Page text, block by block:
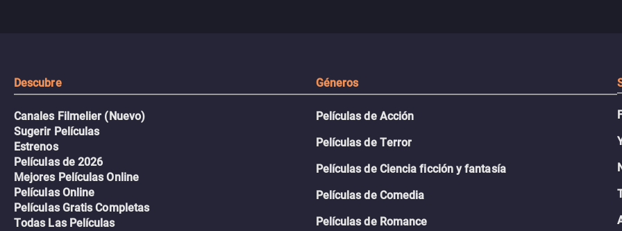
Descubre
Canales Filmelier (Nuevo)
Sugerir Películas
Estrenos
Películas de 2026
Mejores Películas Online
Películas Online
Películas Gratis Completas
Todas Las Películas
Géneros
Películas de Acción
Películas de Terror
Películas de Ciencia ficción y fantasía
Películas de Comedia
Películas de Romance